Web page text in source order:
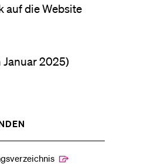
auf die Website
Januar 2025)
%1$S
UNTERMENÜ